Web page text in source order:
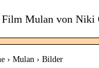
Film Mulan von
› Mulan › Bilder